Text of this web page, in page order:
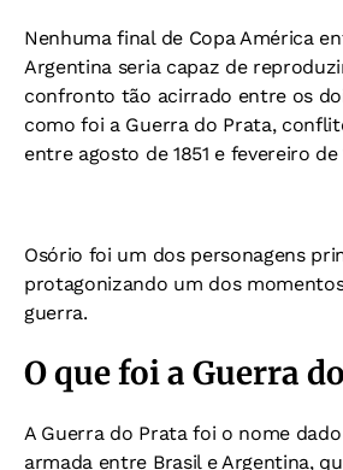
Nenhuma final de Copa América
Argentina seria capaz de
confronto tão acirrado entre os
como foi a Guerra do Prata,
entre agosto de 1851 e fevereiro de
Osório foi um dos personagens
protagonizando um dos
guerra.
O que foi a Guerra
A Guerra do Prata foi o nome
armada entre Brasil e Argentina,